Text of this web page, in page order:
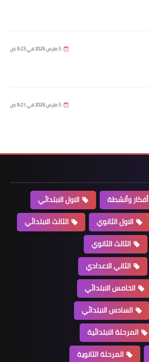
5 مارس 2026 في 9:23 ص
5 مارس 2026 في 9:21 ص
أفكار وأنشطة
الاول الابتدائي
الاول الثانوي
الثالث الابتدائي
الثالث الثانوي
الثاني الاعدادي
الخامس الابتدائي
السادس الابتدائي
المرحلة الابتدائية
المرحلة الثانوية